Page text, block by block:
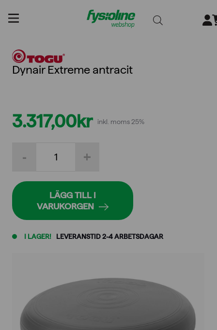
innehållet
Dynair Extreme antracit
3.317,00kr inkl. moms 25%
I LAGER! LEVERANSTID 2-4 ARBETSDAGAR
+
-
LÄGG TILL I
VARUKORGEN